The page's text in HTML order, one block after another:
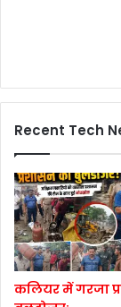
Recent Tech
कलियर में गरजा